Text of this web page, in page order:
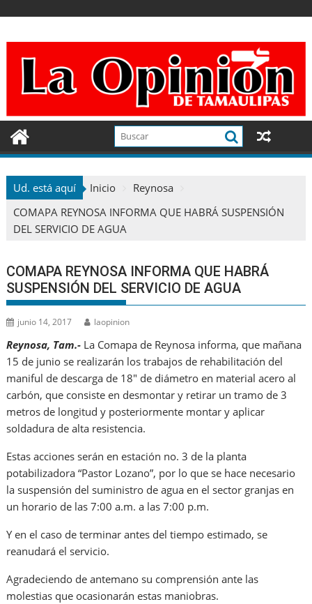
contenido
Ud. está aquí Inicio
Reynosa
COMAPA REYNOSA INFORMA QUE HABRÁ SUSPENSIÓN
DEL SERVICIO DE AGUA
COMAPA REYNOSA INFORMA QUE HABRÁ
SUSPENSIÓN DEL SERVICIO DE AGUA
junio 14, 2017 laopinion
Reynosa, Tam.- La Comapa de Reynosa informa, que mañana
15 de junio se realizarán los trabajos de rehabilitación del
maniful de descarga de 18″ de diámetro en material acero al
carbón, que consiste en desmontar y retirar un tramo de 3
metros de longitud y posteriormente montar y aplicar
soldadura de alta resistencia.
Estas acciones serán en estación no. 3 de la planta
potabilizadora “Pastor Lozano”, por lo que se hace necesario
la suspensión del suministro de agua en el sector granjas en
un horario de las 7:00 a.m. a las 7:00 p.m.
Y en el caso de terminar antes del tiempo estimado, se
reanudará el servicio.
Agradeciendo de antemano su comprensión ante las
molestias que ocasionarán estas maniobras.